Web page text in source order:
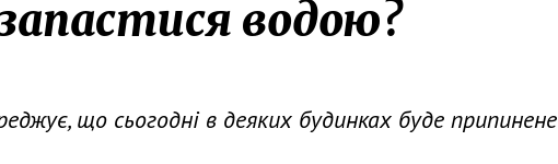
водою?
що сьогодні в деяких будинках буде припинене